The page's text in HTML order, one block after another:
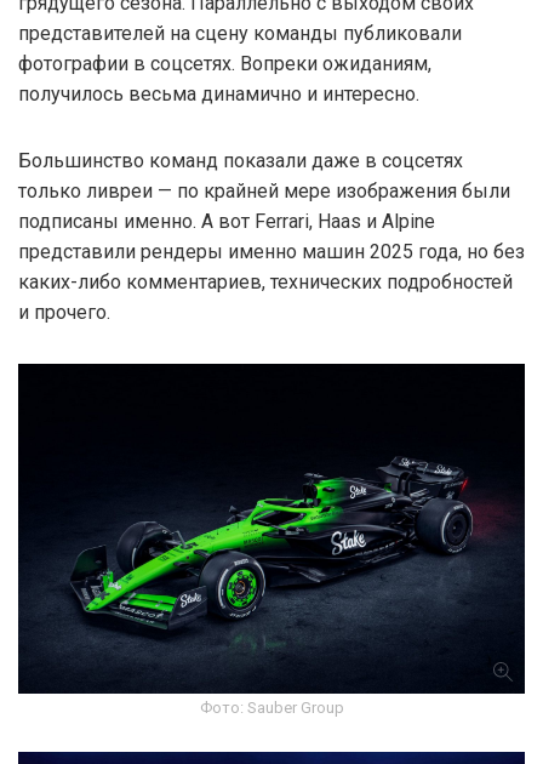
представителей на сцену команды публиковали
фотографии в соцсетях. Вопреки ожиданиям,
получилось весьма динамично и интересно.
Большинство команд показали даже в соцсетях
только ливреи — по крайней мере изображения были
подписаны именно. А вот Ferrari, Haas и Alpine
представили рендеры именно машин 2025 года, но без
каких-либо комментариев, технических подробностей
и прочего.
Фото: Sauber Group